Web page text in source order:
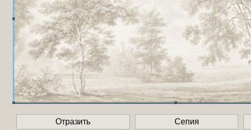
Отразить Сепия